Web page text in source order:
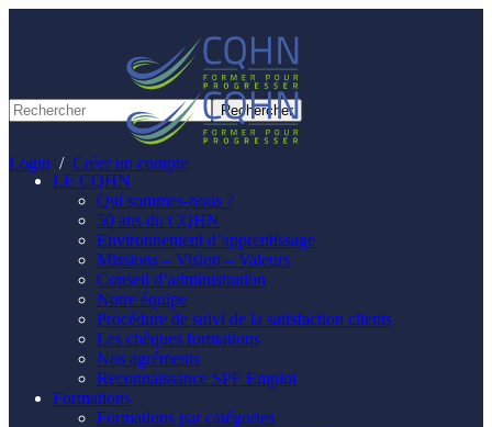
Login / Créer un compte
LE CQHN
Qui sommes-nous ?
50 ans du CQHN
Environnement d’apprentissage
Missions – Vision – Valeurs
Conseil d’administration
Notre équipe
Procédure de suivi de la satisfaction clients
Les chèques formations
Nos agréments
Reconnaissance SPF Emploi
Formations
Formations par catégories
Panneau de gestion des cookies